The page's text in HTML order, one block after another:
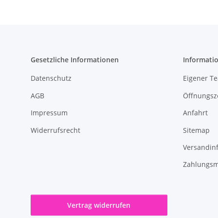
Gesetzliche Informationen
Datenschutz
AGB
Impressum
Widerrufsrecht
Eigener
Anfahrt
Sitemap
Vertrag widerrufen